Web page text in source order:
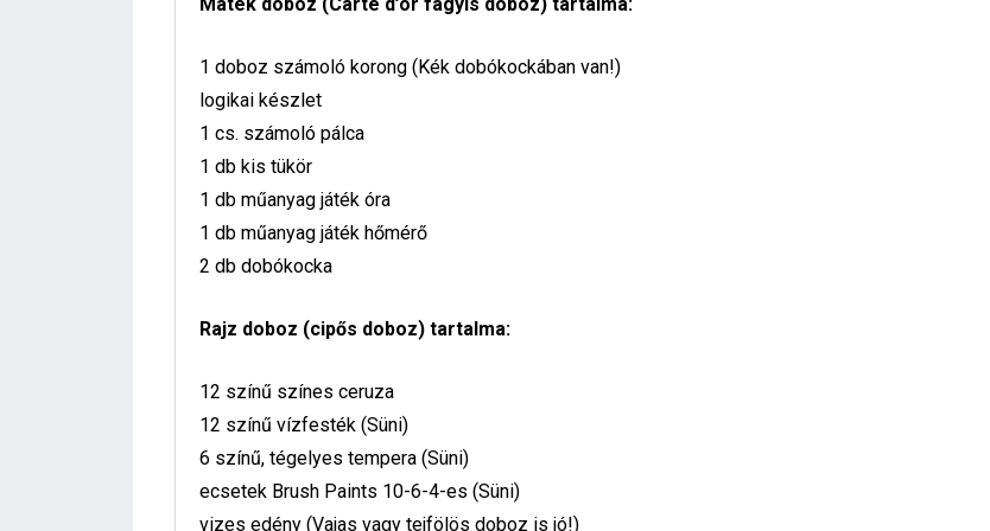
1 doboz számoló korong (Kék dobókockában van!)
logikai készlet
1 cs. számoló pálca
1 db kis tükör
1 db műanyag játék óra
1 db műanyag játék hőmérő
2 db dobókocka
Rajz doboz (cipős doboz) tartalma:
12 színű színes ceruza
12 színű vízfesték (Süni)
6 színű, tégelyes tempera (Süni)
ecsetek Brush Paints 10-6-4-es (Süni)
vizes edény (Vajas vagy tejfölös doboz is jó!)